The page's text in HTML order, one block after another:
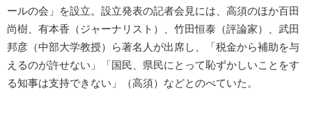
ールの会」を設立。設立発表の記者会見には、高須のほか百田
尚樹、有本香（ジャーナリスト）、竹田恒泰（評論家）、武田
邦彦（中部大学教授）ら著名人が出席し、「税金から補助を与
えるのが許せない」「国民、県民にとって恥ずかしいことをす
る知事は支持できない」（高須）などとのべていた。